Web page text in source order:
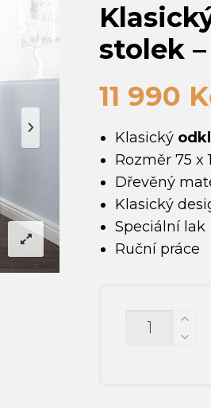
stolek
11 990
Klasický
Rozměr 75 x
Dřevěný
Klasický
Speciální lak
Ruční práce
MNOŽSTVÍ